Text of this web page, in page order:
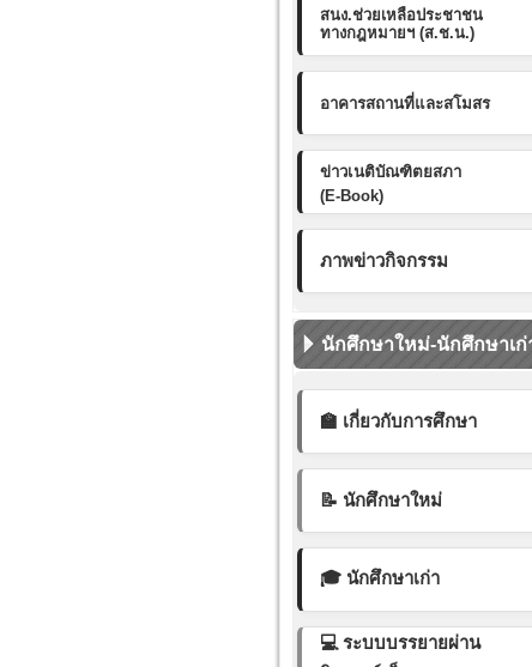
สนง.ช่วยเหลือประชาชน
ทางกฎหมายฯ (ส.ช.น.)
อาคารสถานที่และสโมสร
ข่าวเนติบัณฑิตยสภา
(E-Book)
ภาพข่าวกิจกรรม
นักศึกษาใหม่-นักศึกษาเก่
🏫 เกี่ยวกับการศึกษา
📝 นักศึกษาใหม่
🎓 นักศึกษาเก่า
💻 ระบบบรรยายผ่าน